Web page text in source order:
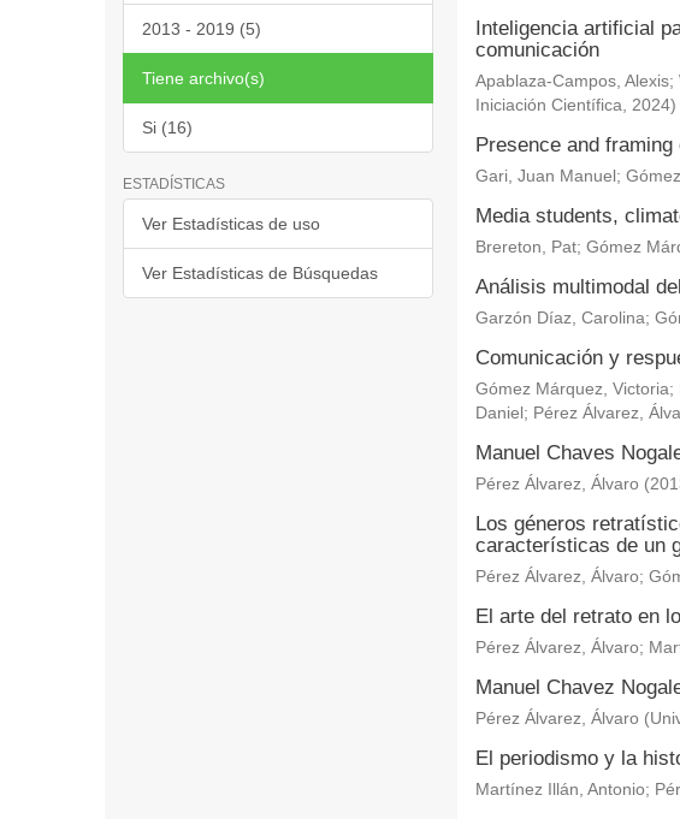
2013 - 2019 (5)
Tiene archivo(s)
Si (16)
ESTADÍSTICAS
Ver Estadísticas de uso
Ver Estadísticas de Búsquedas
Inteligencia artificial
comunicación
Apablaza-Campos,
Iniciación Científica, 2024)
Presence and
Gari, Juan Manuel ;
Media students,
Brereton, Pat; Gómez
Análisis multimodal
Garzón Díaz, Carolina;
Comunicación y
Gómez Márquez, Victoria;
Daniel ; Pérez Álvarez,
Manuel Chaves
Pérez Álvarez, Álvaro (
Los géneros
características de un
Pérez Álvarez, Álvaro;
El arte del retrato en
Pérez Álvarez, Álvaro;
Manuel Chavez
Pérez Álvarez, Álvaro (
El periodismo y la
Martínez Illán, Antonio;